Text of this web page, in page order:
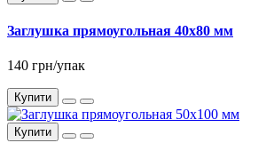
Заглушка прямоугольная 40x80 мм
140 грн/упак
Купити
Купити